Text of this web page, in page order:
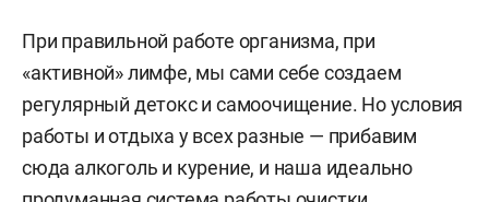
При правильной работе организма, при
«активной» лимфе, мы сами себе создаем
регулярный детокс и самоочищение. Но условия
работы и отдыха у всех разные — прибавим
сюда алкоголь и курение, и наша идеально